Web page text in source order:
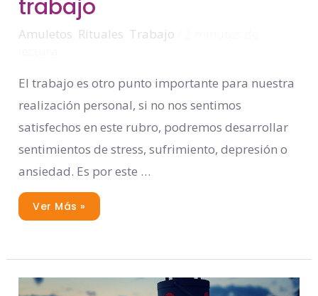
trabajo
Amuletos Rituales Trabajo
El trabajo es otro punto importante para nuestra
realización personal, si no nos sentimos
satisfechos en este rubro, podremos desarrollar
sentimientos de stress, sufrimiento, depresión o
ansiedad. Es por este …
Trabajo
Ver Más »